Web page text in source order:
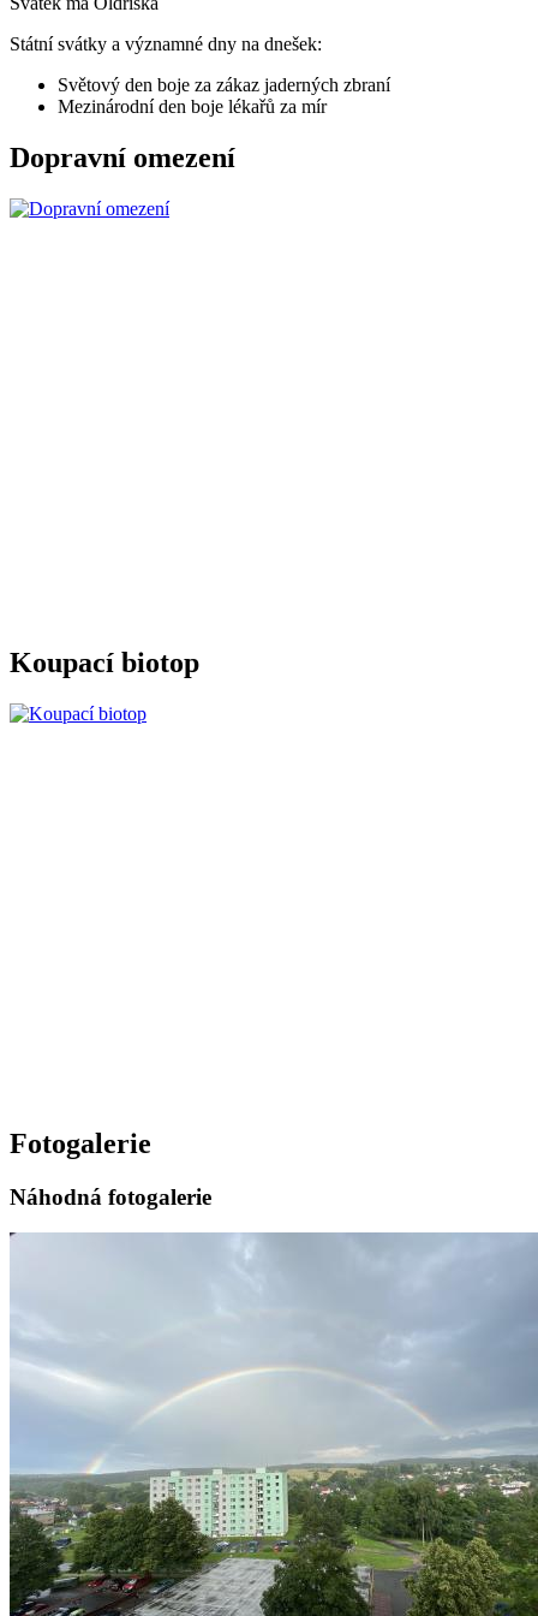
Státní svátky a významné dny na dnešek:
Světový den boje za zákaz jaderných zbraní
Mezinárodní den boje lékařů za mír
Dopravní omezení
Koupací biotop
Fotogalerie
Náhodná fotogalerie